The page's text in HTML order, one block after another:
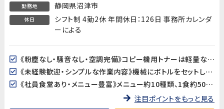
勤務地 静岡県沼津市
休日
シフト制 4勤2休 年間休日：126日 事務所カレンダ
ーによる
《粉塵なし・騒音なし・空調完備》コピー機用トナーは軽量な粉末製品。重量物の取り扱いがなく、空調の効いた屋内での作業なので、季節を問わず快適に働けます。
《未経験歓迎・シンプルな作業内容》機械にボトルをセットして操作するだけのシンプルな作業です。資格・経験は一切不要なので、工場勤務が初めての方でも安心です。
《社員食堂あり・メニュー豊富》メニュー約10種類、1食約500円とお手頃価格。お昼の準備が不要で、毎日の食事もラクラクです。
注目ポイントをもっと見る